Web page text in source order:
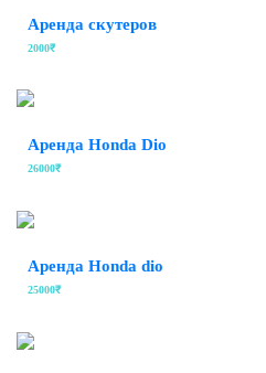
Аренда скутеров
2000₹
Аренда Honda Dio
26000₹
Аренда Honda dio
25000₹